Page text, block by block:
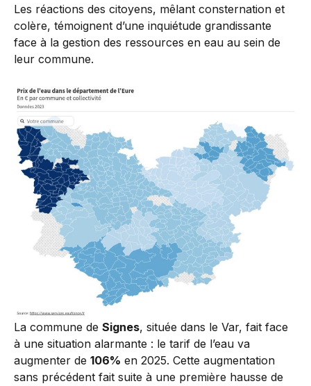
Les réactions des citoyens, mêlant consternation et
colère, témoignent d’une inquiétude grandissante
face à la gestion des ressources en eau au sein de
leur commune.
La commune de Signes, située dans le Var, fait face
à une situation alarmante : le tarif de l’eau va
augmenter de 106% en 2025. Cette augmentation
sans précédent fait suite à une première hausse de